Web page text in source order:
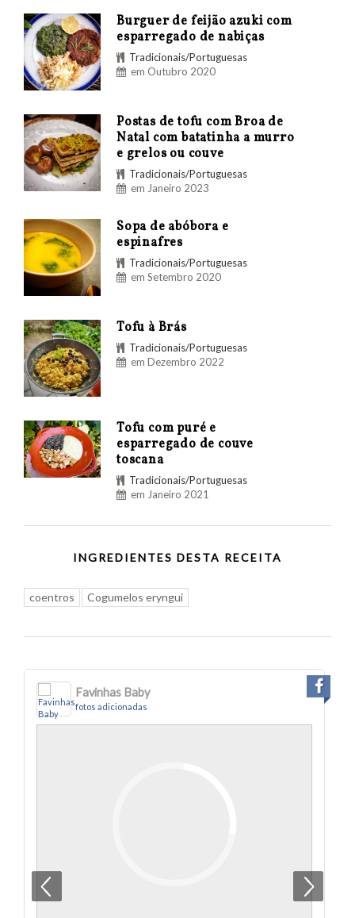
Burguer de feijão azuki com
esparregado de nabiças
Tradicionais/Portuguesas
em Outubro 2020
Postas de tofu com Broa de
Natal com batatinha a murro
e grelos ou couve
Tradicionais/Portuguesas
em Janeiro 2023
Sopa de abóbora e
espinafres
Tradicionais/Portuguesas
em Setembro 2020
Tofu à Brás
Tradicionais/Portuguesas
em Dezembro 2022
Tofu com puré e
esparregado de couve
toscana
Tradicionais/Portuguesas
em Janeiro 2021
INGREDIENTES DESTA RECEITA
coentros Cogumelos eryngui
Favinhas Baby
fotos adicionadas